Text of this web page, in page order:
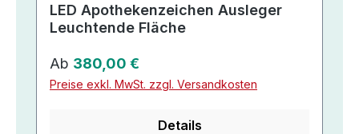
LED Apothekenzeichen Ausleger
Leuchtende Fläche
Regulärer Preis:
Ab 380,00 €
Preise exkl. MwSt. zzgl. Versandkosten
Details